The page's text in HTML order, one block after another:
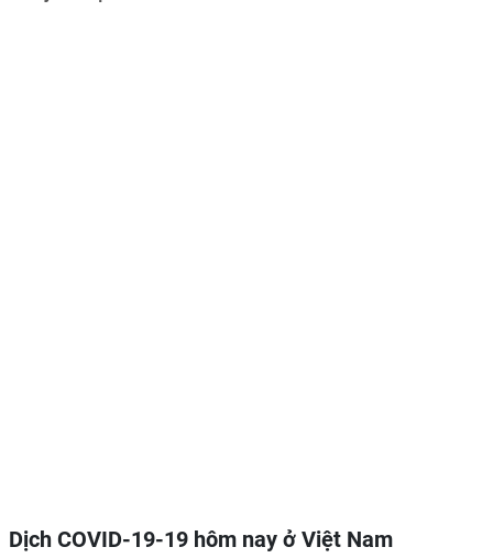
Dịch COVID-19-19 hôm nay ở Việt Nam